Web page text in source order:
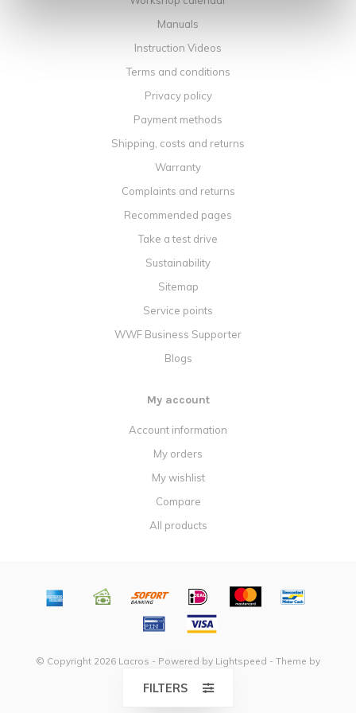
Manuals
Instruction Videos
Terms and conditions
Privacy policy
Payment methods
Shipping, costs and returns
Warranty
Complaints and returns
Recommended pages
Take a test drive
Sustainability
Sitemap
Service points
WWF Business Supporter
Blogs
My account
Account information
My orders
My wishlist
Compare
All products
© Copyright 2026 Lacros - Powered by Lightspeed - Theme by
Dyvelopment
FILTERS